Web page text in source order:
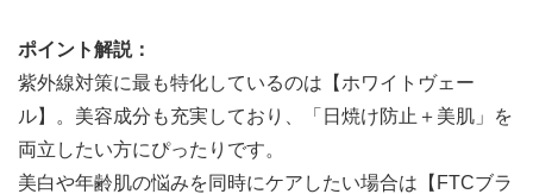
ポイント解説：
紫外線対策に最も特化しているのは【ホワイトヴェー
ル】。美容成分も充実しており、「日焼け防止＋美肌」を
両立したい方にぴったりです。
美白や年齢肌の悩みを同時にケアしたい場合は【FTCブラ